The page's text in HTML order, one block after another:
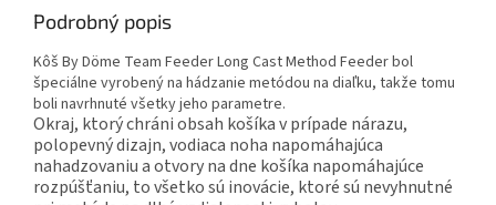
Podrobný popis
Kôš By Döme Team Feeder Long Cast Method Feeder bol
špeciálne vyrobený na hádzanie metódou na diaľku, takže tomu
boli navrhnuté všetky jeho parametre.
Okraj, ktorý chráni obsah košíka v prípade nárazu,
polopevný dizajn, vodiaca noha napomáhajúca
nahadzovaniu a otvory na dne košíka napomáhajúce
rozpúšťaniu, to všetko sú inovácie, ktoré sú nevyhnutné